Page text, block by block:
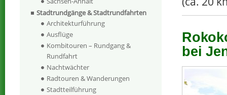
bei
Stadtrundgänge & Stadtrundfahrten
Architekturführung
Ausflüge
Kombitouren – Rundgang &
Rundfahrt
Nachtwächter
Radtouren & Wanderungen
Stadtteilführung